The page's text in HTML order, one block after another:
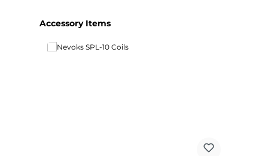
Produktgalerie überspringen
Accessory Items